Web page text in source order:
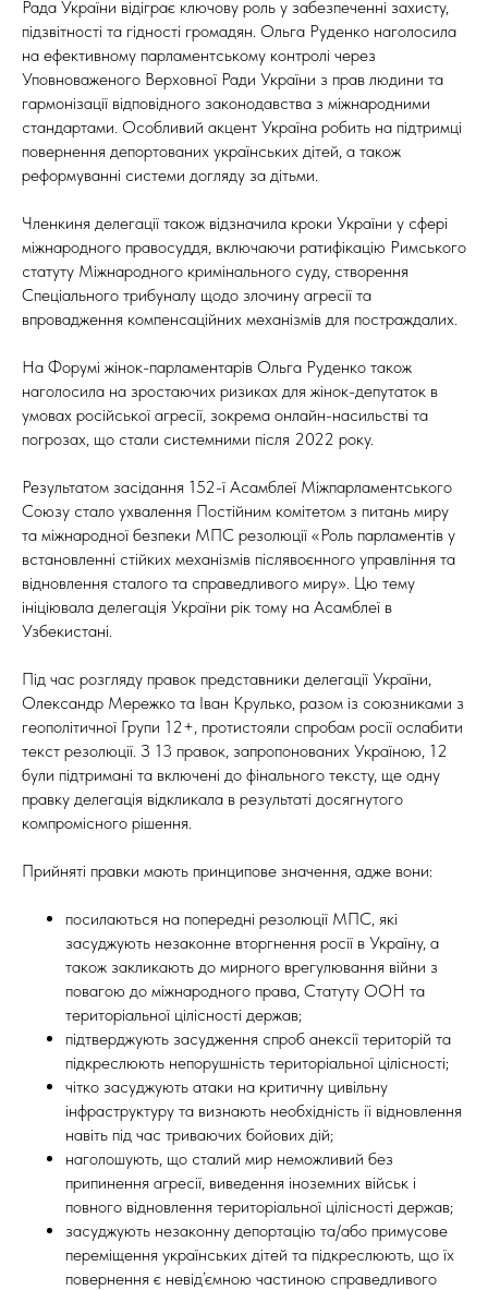
Рада України відіграє ключову роль у забезпеченні захисту,
підзвітності та гідності громадян. Ольга Руденко наголосила
на ефективному парламентському контролі через
Уповноваженого Верховної Ради України з прав людини та
гармонізації відповідного законодавства з міжнародними
стандартами. Особливий акцент Україна робить на підтримці
повернення депортованих українських дітей, а також
реформуванні системи догляду за дітьми.
Членкиня делегації також відзначила кроки України у сфері
міжнародного правосуддя, включаючи ратифікацію Римського
статуту Міжнародного кримінального суду, створення
Спеціального трибуналу щодо злочину агресії та
впровадження компенсаційних механізмів для постраждалих.
На Форумі жінок-парламентарів Ольга Руденко також
наголосила на зростаючих ризиках для жінок-депутаток в
умовах російської агресії, зокрема онлайн-насильстві та
погрозах, що стали системними після 2022 року.
Результатом засідання 152-ї Асамблеї Міжпарламентського
Союзу стало ухвалення Постійним комітетом з питань миру
та міжнародної безпеки МПС резолюції «Роль парламентів у
встановленні стійких механізмів післявоєнного управління та
відновлення сталого та справедливого миру». Цю тему
ініціювала делегація України рік тому на Асамблеї в
Узбекистані.
Під час розгляду правок представники делегації України,
Олександр Мережко та Іван Крулько, разом із союзниками з
геополітичної Групи 12+, протистояли спробам росії ослабити
текст резолюції. З 13 правок, запропонованих Україною, 12
були підтримані та включені до фінального тексту, ще одну
правку делегація відкликала в результаті досягнутого
компромісного рішення.
Прийняті правки мають принципове значення, адже вони:
посилаються на попередні резолюції МПС, які
засуджують незаконне вторгнення росії в Україну, а
також закликають до мирного врегулювання війни з
повагою до міжнародного права, Статуту ООН та
територіальної цілісності держав;
підтверджують засудження спроб анексії територій та
підкреслюють непорушність територіальної цілісності;
чітко засуджують атаки на критичну цивільну
інфраструктуру та визнають необхідність її відновлення
навіть під час триваючих бойових дій;
наголошують, що сталий мир неможливий без
припинення агресії, виведення іноземних військ і
повного відновлення територіальної цілісності держав;
засуджують незаконну депортацію та/або примусове
переміщення українських дітей та підкреслюють, що їх
повернення є невід’ємною частиною справедливого